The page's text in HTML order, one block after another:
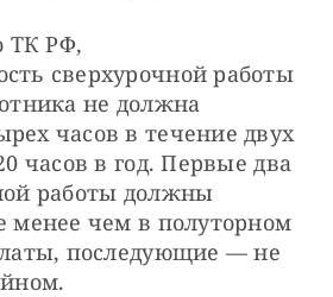
ТК РФ,
сверхурочной работы
не должна
часов в течение двух
часов в год. Первые два
работы должны
менее чем в полуторном
последующие — не